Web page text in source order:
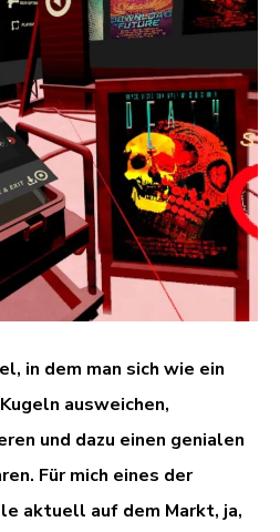
in dem man sich wie ein
ausweichen,
und dazu einen genialen
Für mich eines der
aktuell auf dem Markt, ja,